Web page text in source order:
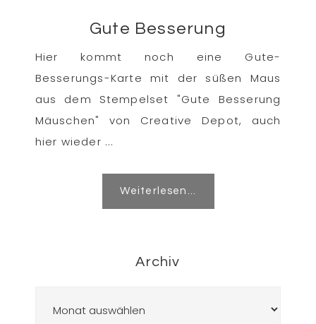
Gute Besserung
Hier kommt noch eine Gute-
Besserungs-Karte mit der süßen Maus
aus dem Stempelset "Gute Besserung
Mäuschen" von Creative Depot, auch
hier wieder ...
Weiterlesen...
Archiv